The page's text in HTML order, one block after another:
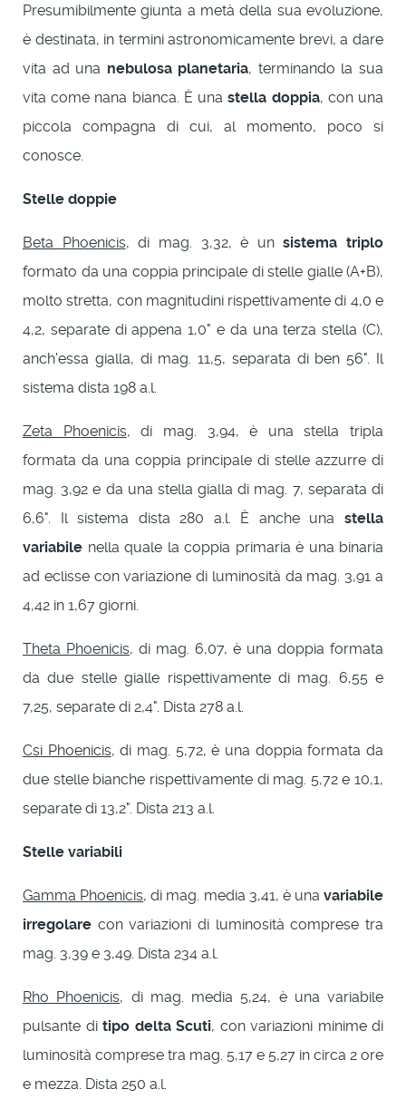
Presumibilmente giunta a metà della sua evoluzione,
è destinata, in termini astronomicamente brevi, a dare
vita ad una nebulosa planetaria, terminando la sua
vita come nana bianca. È unastella doppia, con una
piccola compagna di cui, al momento, poco si
conosce.
Stelle doppie
Beta Phoenicis, di mag. 3,32, è unsistema triplo
formato da una coppia principale di stelle gialle (A+B),
molto stretta, con magnitudini rispettivamente di 4,0 e
4,2, separate di appena 1,0" e da una terza stella (C),
anch'essa gialla, di mag. 11,5, separata di ben 56". Il
sistema dista 198 a.l.
Zeta Phoenicis, di mag. 3,94, è una stella tripla
formata da una coppia principale di stelle azzurre di
mag. 3,92 e da una stella gialla di mag. 7, separata di
6,6". Il sistema dista 280 a.l. È anche una stella
variabile nella quale la coppia primaria è una binaria
ad eclisse con variazione di luminosità da mag. 3,91 a
4,42 in 1,67 giorni.
Theta Phoenicis, di mag. 6,07, è una doppia formata
da due stelle gialle rispettivamente di mag. 6,55 e
7,25, separate di 2,4". Dista 278 a.l.
Csi Phoenicis, di mag. 5,72, è una doppia formata da
due stelle bianche rispettivamente di mag. 5,72 e 10,1,
separate di 13,2". Dista 213 a.l.
Stelle variabili
Gamma Phoenicis, di mag. media 3,41, è una variabile
irregolare con variazioni di luminosità comprese tra
mag. 3,39 e 3,49. Dista 234 a.l.
Rho Phoenicis, di mag. media 5,24, è una variabile
pulsante di tipo delta Scuti, con variazioni minime di
luminosità comprese tra mag. 5,17 e 5,27 in circa 2 ore
e mezza. Dista 250 a.l.